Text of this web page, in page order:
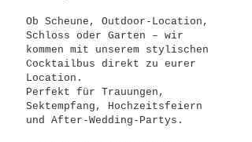
Ob Scheune, Outdoor-Location,
Schloss oder Garten – wir
kommen mit unserem stylischen
Cocktailbus direkt zu eurer
Location.
Perfekt für Trauungen,
Sektempfang, Hochzeitsfeiern
und After-Wedding-Partys.